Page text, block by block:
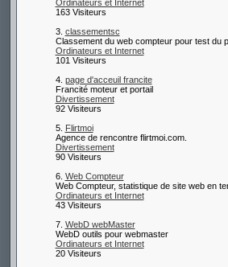
Ordinateurs et Internet
163 Visiteurs
3. classementsc
Classement du web compteur pour test du
Ordinateurs et Internet
101 Visiteurs
4. page d'acceuil francite
Francité moteur et portail
Divertissement
92 Visiteurs
5. Flirtmoi
Agence de rencontre flirtmoi.com.
Divertissement
90 Visiteurs
6. Web Compteur
Web Compteur, statistique de site web en
Ordinateurs et Internet
43 Visiteurs
7. WebD webMaster
WebD outils pour webmaster
Ordinateurs et Internet
20 Visiteurs